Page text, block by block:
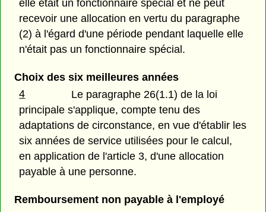
elle était un fonctionnaire spécial et ne peut
recevoir une allocation en vertu du paragraphe
(2) à l'égard d'une période pendant laquelle elle
n'était pas un fonctionnaire spécial.
Choix des six meilleures années
4
Le paragraphe 26(1.1) de la loi
principale s'applique, compte tenu des
adaptations de circonstance, en vue d'établir les
six années de service utilisées pour le calcul,
en application de l'article 3, d'une allocation
payable à une personne.
Remboursement non payable à l'employé